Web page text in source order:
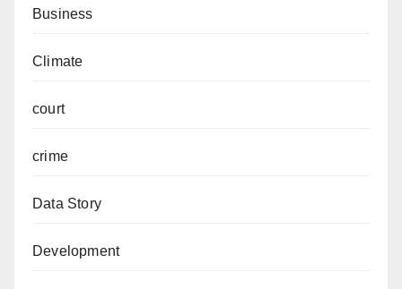
Business
Climate
court
crime
Data Story
Development